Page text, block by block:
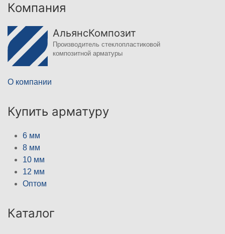
Компания
АльянсКомпозит
Производитель стеклопластиковой
композитной арматуры
О компании
Купить арматуру
6 мм
8 мм
10 мм
12 мм
Оптом
Каталог